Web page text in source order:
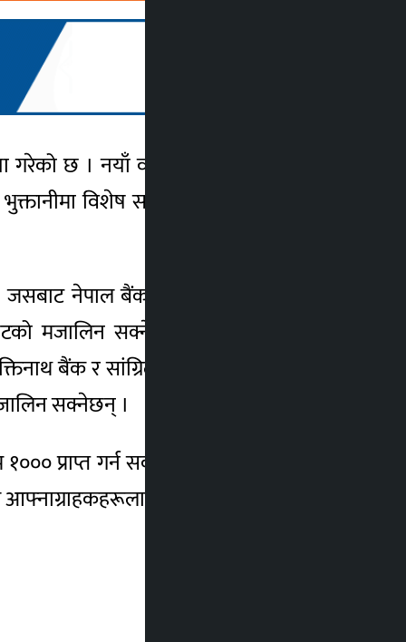
छ । नयाँ वर्षको शुभ अवसरलाई लिएर
विशेष साझेदार छुट, उत्कृष्ट पुरस्कार
नेपाल बैंकका कार्ड ग्राहकहरूले डेबिट
मजालिन सक्नेछन । त्यस्तै सानिमा बैंक,
बैंक र सांग्रिला बैंकका कार्ड वाहकहरूले
सक्नेछन् ।
प्राप्त गर्न सक्नेछन । यद्यपि यो अफर ११
अनलाइन भुक्तानीकालागि